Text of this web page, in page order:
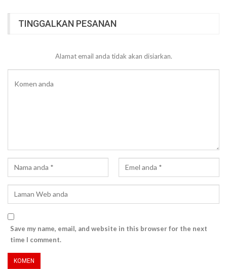
TINGGALKAN PESANAN
Alamat email anda tidak akan disiarkan.
Save my name, email, and website in this browser for the next
time I comment.